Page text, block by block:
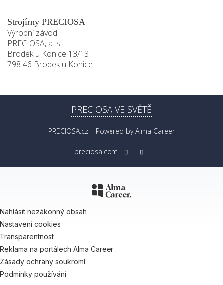
Strojírny PRECIOSA
Výrobní závod
PRECIOSA, a. s.
Brodek u Konice 13/13
798 46 Brodek u Konice
PRECIOSA VE SVĚTĚ
PRECIOSA.cz | Powered byAlma Career
preciosa.com
Nahlásit nezákonný obsah
Nastavení cookies
Transparentnost
Reklama na portálech Alma Career
Zásady ochrany soukromí
Podmínky používání